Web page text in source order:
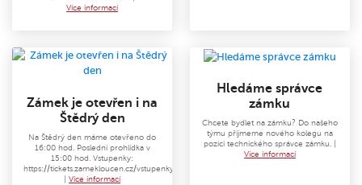
Více informací
Zámek je otevřen i na
Štědrý den
Na Štědrý den máme otevřeno do
16:00 hod. Poslední prohlídka v
15:00 hod. Vstupenky:
https://tickets.zamekloucen.cz/vstupenky
|Více informací
Hledáme správce
zámku
Chcete bydlet na zámku? Do našeho
týmu přijmeme nového kolegu na
pozici technického správce zámku. |
Více informací